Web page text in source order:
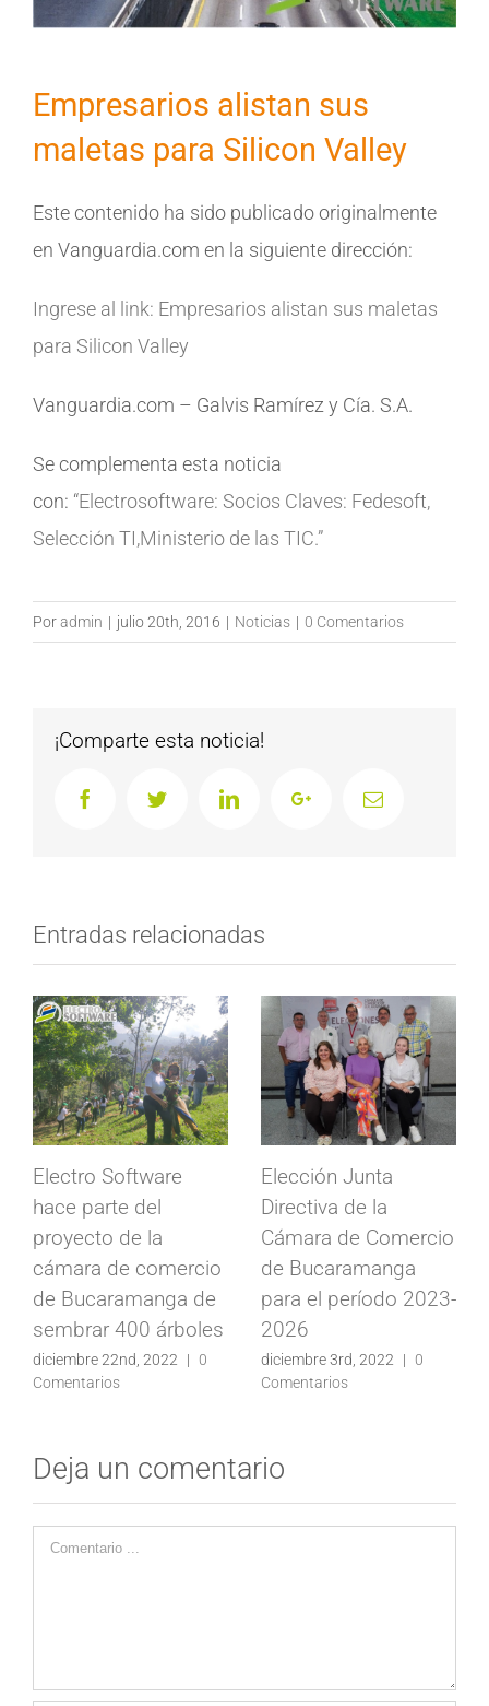
Empresarios alistan sus
maletas para Silicon Valley
Este contenido ha sido publicado originalmente
en Vanguardia.com en la siguiente dirección:
Ingrese al link: Empresarios alistan sus maletas
para Silicon Valley
Vanguardia.com – Galvis Ramírez y Cía. S.A.
Se complementa esta noticia
con: “Electrosoftware: Socios Claves: Fedesoft,
Selección TI,Ministerio de las TIC.”
Poradmin | julio 20th, 2016 | Noticias | 0 Comentarios
¡Comparte esta noticia!
FacebookTwitter LinkedInGoogle+Email
Entradas relacionadas
Electro Software
hace parte del
proyecto de la
cámara de comercio
de Bucaramanga de
sembrar 400 árboles
diciembre 22nd, 2022 |
0
Comentarios
Elección Junta
Directiva de la
Cámara de Comercio
de Bucaramanga
para el período 2023-
2026
diciembre 3rd, 2022 |
0
Comentarios
Deja un comentario
Comentario